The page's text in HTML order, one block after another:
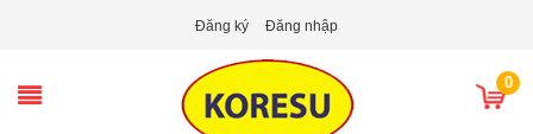
Đăng ký Đăng nhập
0